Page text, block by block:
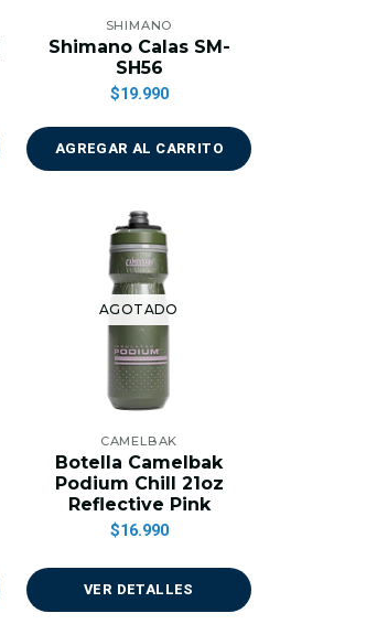
SHIMANO
Shimano Calas SM-
SH56
$19.990
AGREGAR AL CARRITO
AGOTADO
CAMELBAK
Botella Camelbak
Podium Chill 21oz
Reflective Pink
$16.990
VER DETALLES